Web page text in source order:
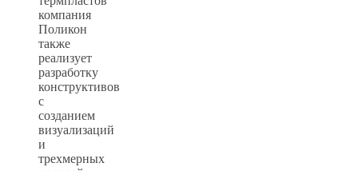
компания
Поликон
также
реализует
разработку
конструктивов
с
созданием
визуализаций
и
трехмерных